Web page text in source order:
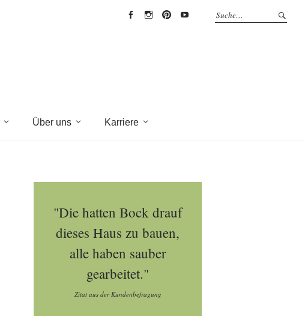
Über uns Karriere
"Die hatten Bock drauf
dieses Haus zu bauen,
alle haben sauber
gearbeitet."
Zitat aus der Kundenbefragung